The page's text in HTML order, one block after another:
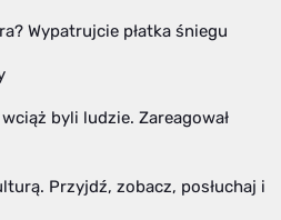
Wypatrujcie płatka śniegu
byli ludzie. Zareagował
Przyjdź, zobacz, posłuchaj i